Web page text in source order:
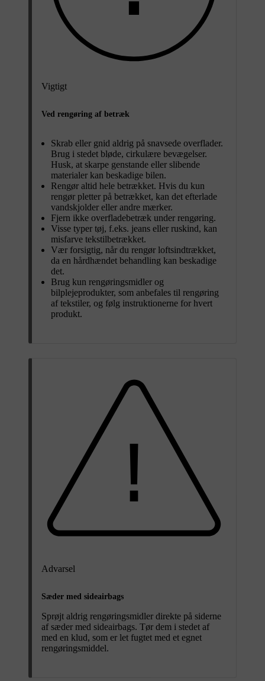
Vigtigt
Ved rengøring af betræk
Skrab eller gnid aldrig på snavsede overflader.
Brug i stedet bløde, cirkulære bevægelser.
Husk, at skarpe genstande eller slibende
materialer kan beskadige bilen.
Rengør altid hele betrækket. Hvis du kun
rengør pletter på betrækket, kan det efterlade
vandskjolder eller andre mærker.
Fjern ikke overfladebetræk under rengøring.
Visse typer tøj, f.eks. jeans eller ruskind, kan
misfarve tekstilbetrækket.
Vær forsigtig, når du rengør loftsindtrækket,
da en hårdhændet behandling kan beskadige
det.
Brug kun rengøringsmidler og
bilplejeprodukter, som anbefales til rengøring
af tekstiler, og følg instruktionerne for hvert
produkt.
Advarsel
Sæder med sideairbags
Sprøjt aldrig rengøringsmidler direkte på siderne
af sæder med sideairbags. Tør dem i stedet af
med en klud, som er let fugtet med et egnet
rengøringsmiddel.